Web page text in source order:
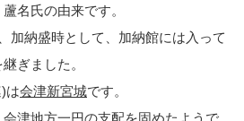
名氏の由来です。
加納盛時として、加納館には入って
ぎました。
は会津新宮城です。
津地方一円の支配を固めたようで